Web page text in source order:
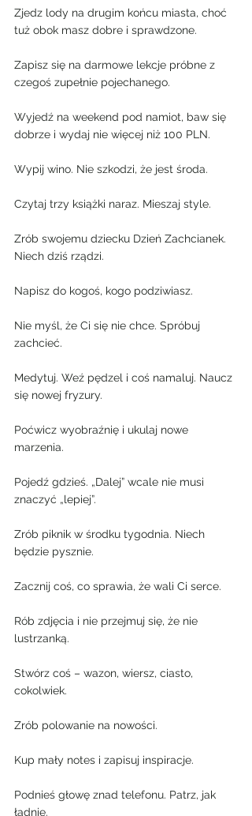
Zjedz lody na drugim końcu miasta, choć
tuż obok masz dobre i sprawdzone.
Zapisz się na darmowe lekcje próbne z
czegoś zupełnie pojechanego.
Wyjedź na weekend pod namiot, baw się
dobrze i wydaj nie więcej niż 100 PLN.
Wypij wino. Nie szkodzi, że jest środa.
Czytaj trzy książki naraz. Mieszaj style.
Zrób swojemu dziecku Dzień Zachcianek.
Niech dziś rządzi.
Napisz do kogoś, kogo podziwiasz.
Nie myśl, że Ci się nie chce. Spróbuj
zachcieć.
Medytuj. Weź pędzel i coś namaluj. Naucz
się nowej fryzury.
Poćwicz wyobraźnię i ukulaj nowe
marzenia.
Pojedź gdzieś. „Dalej” wcale nie musi
znaczyć „lepiej”.
Zrób piknik w środku tygodnia. Niech
będzie pysznie.
Zacznij coś, co sprawia, że wali Ci serce.
Rób zdjęcia i nie przejmuj się, że nie
lustrzanką.
Stwórz coś – wazon, wiersz, ciasto,
cokolwiek.
Zrób polowanie na nowości.
Kup mały notes i zapisuj inspiracje.
Podnieś głowę znad telefonu. Patrz, jak
ładnie.